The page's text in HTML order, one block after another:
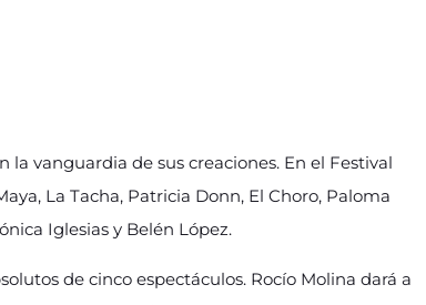
vanguardia de sus creaciones. En el Festival
La Tacha, Patricia Donn, El Choro, Paloma
Iglesias y Belén López.
de cinco espectáculos. Rocío Molina dará a